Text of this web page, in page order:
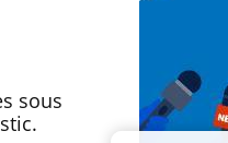
sous